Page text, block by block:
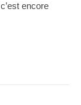
encore